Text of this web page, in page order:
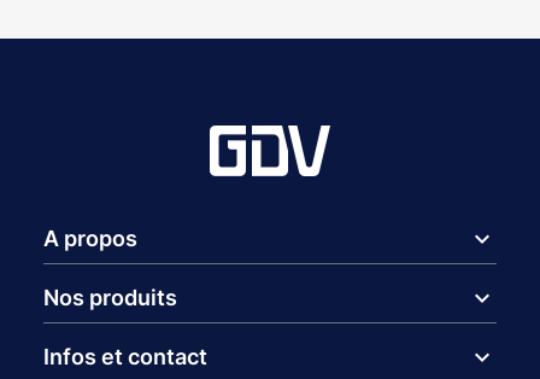
A propos expand_more
Nos produits expand_more
Infos et contact expand_more